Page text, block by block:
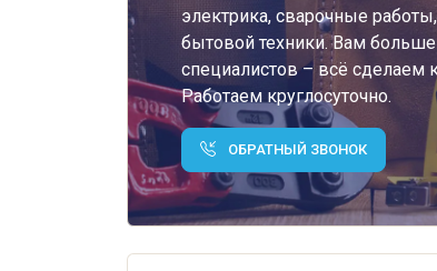
электрика, сварочные
бытовой техники. Вам
специалистов – всё сделаем
Работаем круглосуточно.
ОБРАТНЫЙ ЗВОНОК